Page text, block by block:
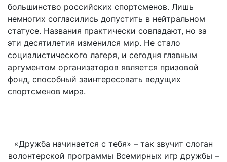
большинство российских спортсменов. Лишь
немногих согласились допустить в нейтральном
статусе. Названия практически совпадают, но за
эти десятилетия изменился мир. Не стало
социалистического лагеря, и сегодня главным
аргументом организаторов является призовой
фонд, способный заинтересовать ведущих
спортсменов мира.
«Дружба начинается с тебя» – так звучит слоган
волонтерской программы Всемирных игр дружбы –